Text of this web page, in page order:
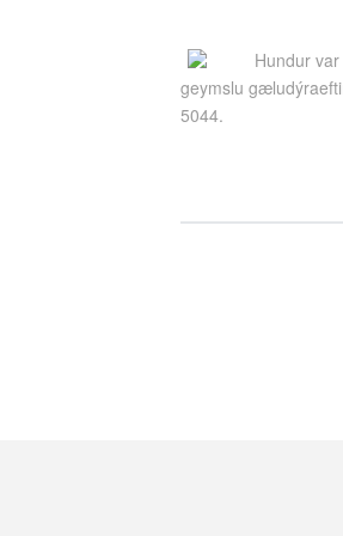
Hundur
geymslu
5044.